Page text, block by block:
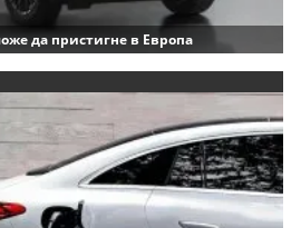
да пристигне в Европа